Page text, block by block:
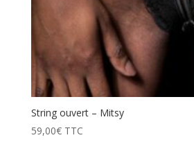
String ouvert – Mitsy
59,00€ TTC